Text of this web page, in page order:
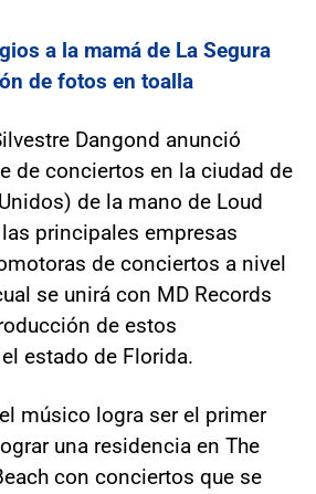
a la mamá de La Segura
de fotos en toalla
Dangond anunció
de conciertos en la ciudad de
de la mano de Loud
principales empresas
de conciertos a nivel
se unirá con MD Records
de estos
estado de Florida.
músico logra ser el primer
una residencia en The
con conciertos que se